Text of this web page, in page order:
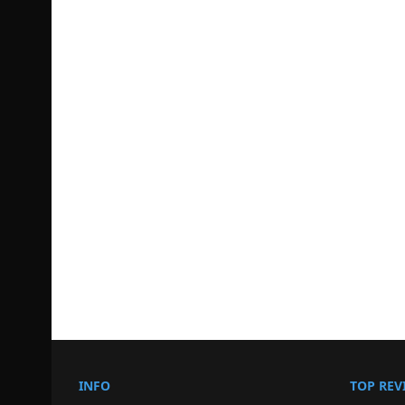
INFO TOP